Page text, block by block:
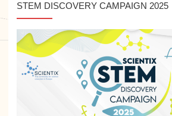
STEM DISCOVERY CAMPAIGN 2025